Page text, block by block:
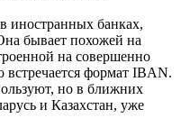
— внутренний номер
присвоенный
банка